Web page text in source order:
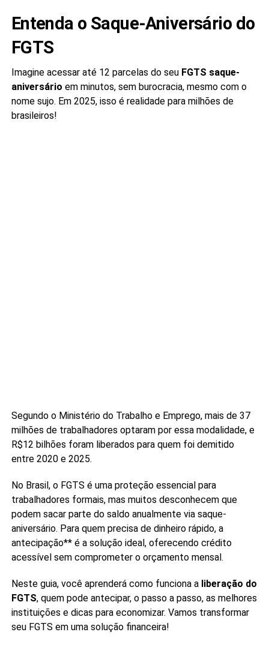
Entenda o Saque-Aniversário do
FGTS
Imagine acessar até 12 parcelas do seu FGTS saque-
aniversário em minutos, sem burocracia, mesmo com o
nome sujo. Em 2025, isso é realidade para milhões de
brasileiros!
Segundo o Ministério do Trabalho e Emprego, mais de 37
milhões de trabalhadores optaram por essa modalidade, e
R$12 bilhões foram liberados para quem foi demitido
entre 2020 e 2025.
No Brasil, o FGTS é uma proteção essencial para
trabalhadores formais, mas muitos desconhecem que
podem sacar parte do saldo anualmente via saque-
aniversário. Para quem precisa de dinheiro rápido, a
antecipação** é a solução ideal, oferecendo crédito
acessível sem comprometer o orçamento mensal.
Neste guia, você aprenderá como funciona a liberação do
FGTS, quem pode antecipar, o passo a passo, as melhores
instituições e dicas para economizar. Vamos transformar
seu FGTS em uma solução financeira!